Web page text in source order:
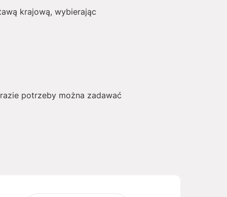
krajową, wybierając
potrzeby można zadawać